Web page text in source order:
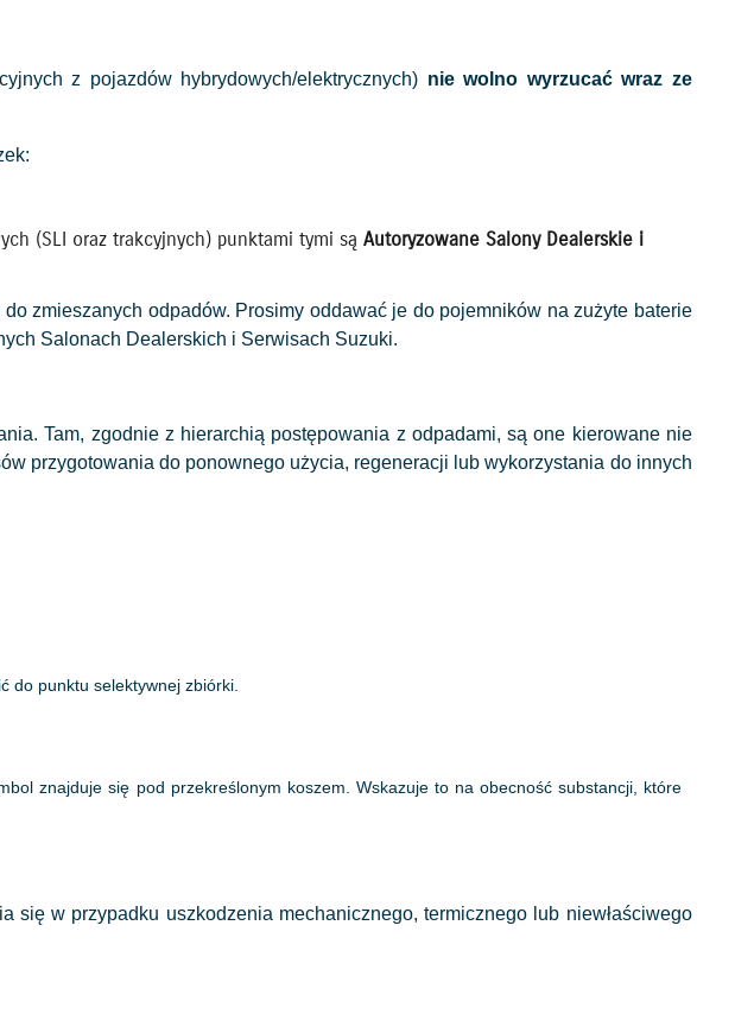
z pojazdów hybrydowych/elektrycznych) nie wolno wyrzucać wraz ze
(SLI oraz trakcyjnych) punktami tymi sąAutoryzowane Salony Dealerskie i
zmieszanych odpadów. Prosimy oddawać je do pojemników na zużyte baterie
Salonach Dealerskich i Serwisach Suzuki.
Tam, zgodnie z hierarchią postępowania z odpadami, są one kierowane nie
przygotowania do ponownego użycia, regeneracji lub wykorzystania do innych
do punktu selektywnej zbiórki.
znajduje się pod przekreślonym koszem. Wskazuje to na obecność substancji, które
w przypadku uszkodzenia mechanicznego, termicznego lub niewłaściwego